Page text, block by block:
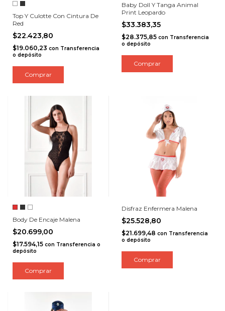
Top Y Culotte Con Cintura De
Red
$22.423,80
$19.060,23 con Transferencia
o depósito
Comprar
Baby Doll Y Tanga Animal
Print Leopardo
$33.383,35
$28.375,85 con Transferencia
o depósito
Body De Encaje Malena
$20.699,00
$17.594,15 con Transferencia o
depósito
Comprar
Disfraz Enfermera Malena
$25.528,80
$21.699,48 con Transferencia
o depósito